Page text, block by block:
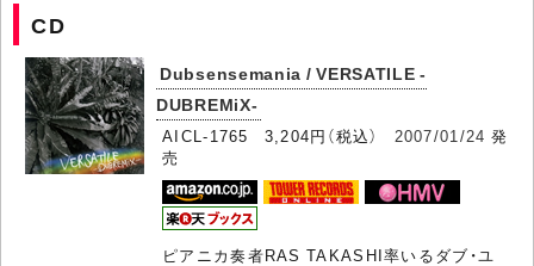
CD
Dubsensemania / VERSATILE -
DUBREMiX-
AICL-1765 3,204円（税込） 2007/01/24 発
売
ピアニカ奏者RAS TAKASHI率いるダブ・ユ